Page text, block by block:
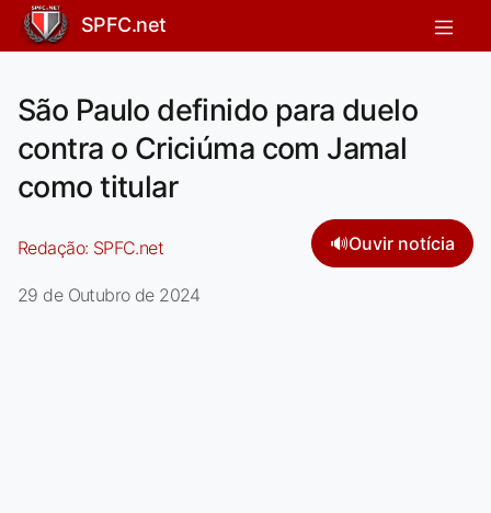
SPFC.net
São Paulo definido para duelo
contra o Criciúma com Jamal
como titular
Redação: SPFC.net 🔊Ouvir notícia
29 de Outubro de 2024